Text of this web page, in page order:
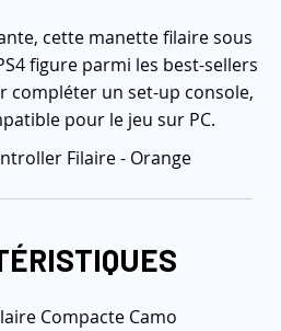
cette manette filaire sous
figure parmi les best-sellers
compléter un set-up console,
pour le jeu sur PC.